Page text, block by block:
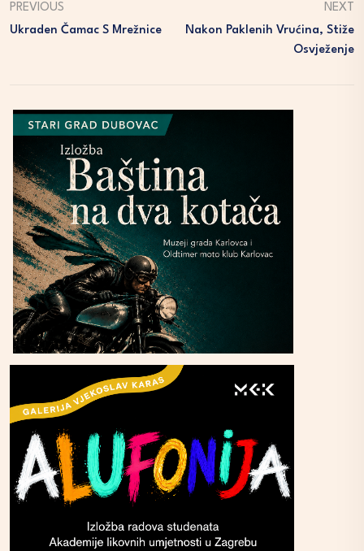
PREVIOUS
Ukraden Čamac S Mrežnice
NEXT
Nakon Paklenih Vrućina, Stiže
Osvježenje